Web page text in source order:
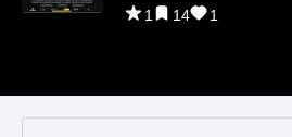
1 14 1